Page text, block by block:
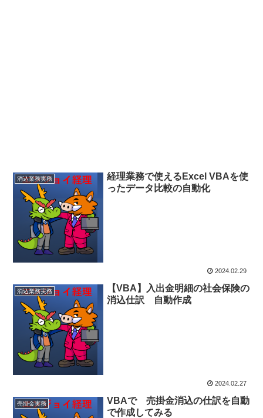
消込業務実務
経理業務で使えるExcel VBAを使
ったデータ比較の自動化
2024.02.29
消込業務実務
【VBA】入出金明細の社会保険の
消込仕訳 自動作成
2024.02.27
売掛金実務
VBAで 売掛金消込の仕訳を自動
で作成してみる